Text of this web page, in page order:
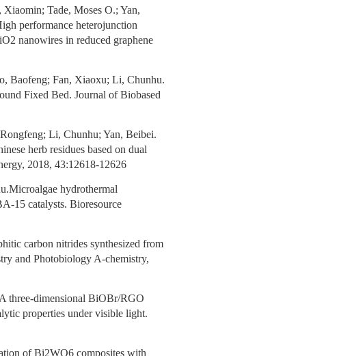
Tade, Moses O.; Yan,
performance heterojunction
nanowires in reduced graphene
Baofeng; Fan, Xiaoxu; Li, Chunhu.
Fixed Bed. Journal of Biobased
Li, Chunhu; Yan, Beibei.
herb residues based on dual
2018, 43:12618-12626
hydrothermal
15 catalysts. Bioresource
carbon nitrides synthesized from
and Photobiology A-chemistry,
three-dimensional BiOBr/RGO
properties under visible light.
of Bi2WO6 composites with